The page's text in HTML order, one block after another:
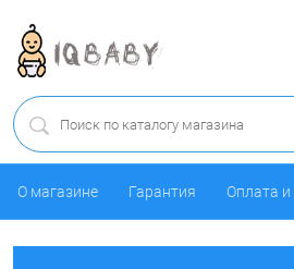
О магазине Гарантия Оплата